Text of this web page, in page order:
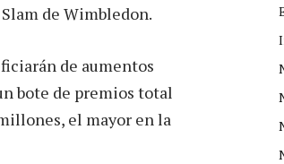
de Wimbledon.
de aumentos
bote de premios total
el mayor en la